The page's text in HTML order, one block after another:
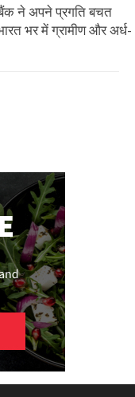
ने अपने प्रगति बचत
भर में ग्रामीण और अर्ध-